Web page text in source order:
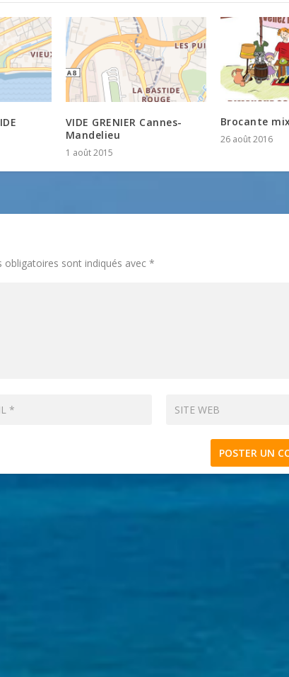
VIDE GRENIER Cannes-
Mandelieu
1 août 2015
Brocante
26 août 2016
obligatoires sont indiqués avec*